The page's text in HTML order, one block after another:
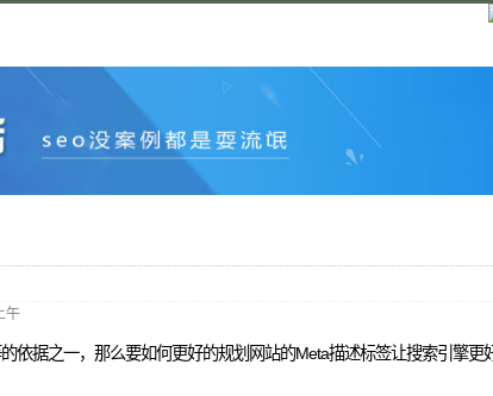
午
依据之一，那么要如何更好的规划网站的Meta描述标签让搜索引擎更